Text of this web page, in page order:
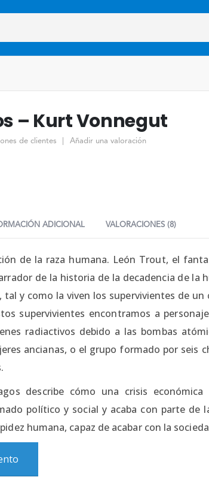
– Kurt Vonnegut
de clientes Añadir una valoración
ADICIONAL VALORACIONES (8)
de la raza humana. León Trout, el
de la historia de la decadencia de la
y como la viven los supervivientes de un
supervivientes encontramos a
radiactivos debido a las bombas
ancianas, o el grupo formado por seis
describe cómo una crisis
político y social y acaba con parte de
humana, capaz de acabar con la